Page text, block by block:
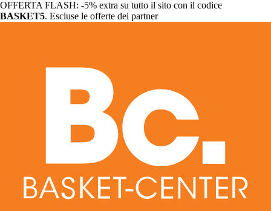
OFFERTA FLASH: -5% extra su tutto il sito con il codice
BASKET5. Escluse le offerte dei partner